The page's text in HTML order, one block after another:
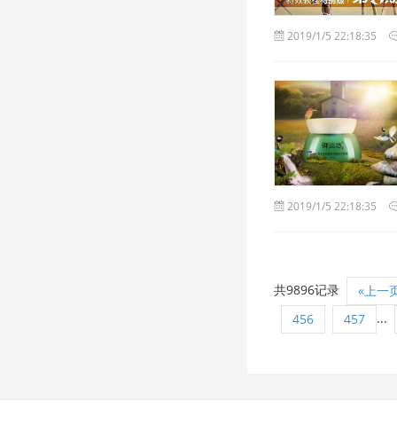
2019/1/5 22:18:35
2019/1/5 22:18:35
共9896记录
«上一
456
457 ...